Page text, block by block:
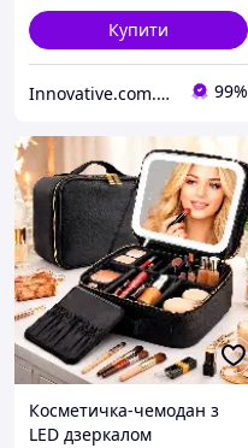
Купити
Innovative.com.ua - Інтернет-магазин 99%
Косметичка-чемодан з
LED дзеркалом